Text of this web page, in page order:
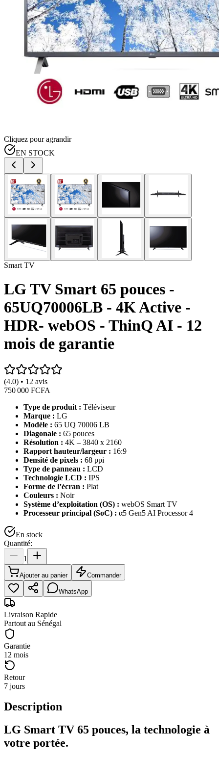
Cliquez pour agrandir
EN STOCK
Smart TV
LG TV Smart 65 pouces -
65UQ70006LB - 4K Active -
HDR- webOS - ThinQ AI - 12
mois de garantie
(4.0) • 12 avis
750 000 FCFA
Type de produit : Téléviseur
Marque : LG
Modèle : 65 UQ 70006 LB
Diagonale : 65 pouces
Résolution : 4K – 3840 x 2160
Rapport hauteur/largeur : 16:9
Densité de pixels : 68 ppi
Type de panneau : LCD
Technologie LCD : IPS
Forme de l’écran : Plat
Couleurs : Noir
Système d’exploitation (OS) : webOS Smart TV
Processeur principal (SoC) : α5 Gen5 AI Processor 4
En stock
Quantité:
1
Ajouter au panier Commander
WhatsApp
Livraison Rapide
Partout au Sénégal
Garantie
12 mois
Retour
7 jours
Description
LG Smart TV 65 pouces, la technologie à
votre portée.